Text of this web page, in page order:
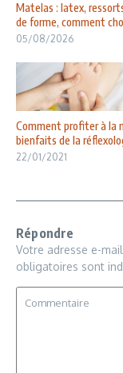
Matelas : latex,
de forme, comment
05/08/2026
Comment profiter à la
bienfaits de la
22/01/2021
Répondre
Votre adresse e-
obligatoires sont